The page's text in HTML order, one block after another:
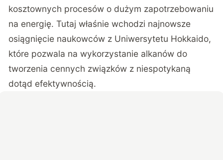
kosztownych procesów o dużym zapotrzebowaniu
na energię. Tutaj właśnie wchodzi najnowsze
osiągnięcie naukowców z Uniwersytetu Hokkaido,
które pozwala na wykorzystanie alkanów do
tworzenia cennych związków z niespotykaną
dotąd efektywnością.